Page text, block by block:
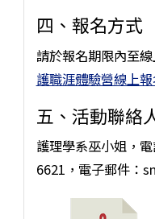
四、報名方式
請於報名期限內至
護職涯體驗營線上
五、活動聯絡
護理學系巫小姐，
6621，電子郵件：